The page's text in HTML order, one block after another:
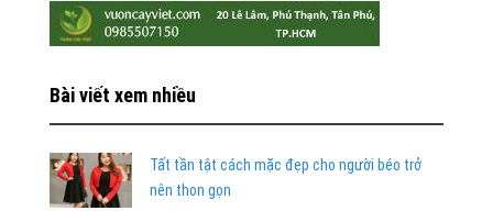
Bài viết xem nhiều
Tất tần tật cách mặc đẹp cho người béo trở
nên thon gọn